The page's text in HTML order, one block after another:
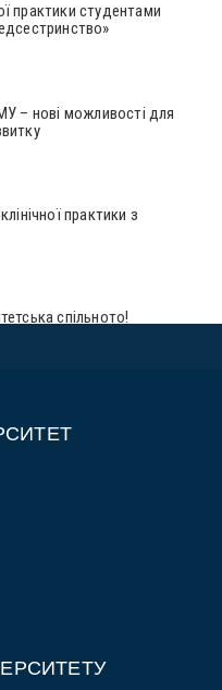
практики студентами
– нові можливості для
практики з
спільното!